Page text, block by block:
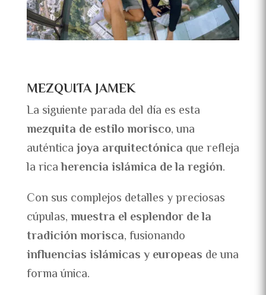
MEZQUITA JAMEK
La siguiente parada del día es esta
mezquita de estilo morisco, una
auténticajoya arquitectónica que refleja
la ricaherencia islámica de la región.
Con sus complejos detalles y preciosas
cúpulas,muestra el esplendor de la
tradición morisca, fusionando
influencias islámicas y europeas de una
forma única.